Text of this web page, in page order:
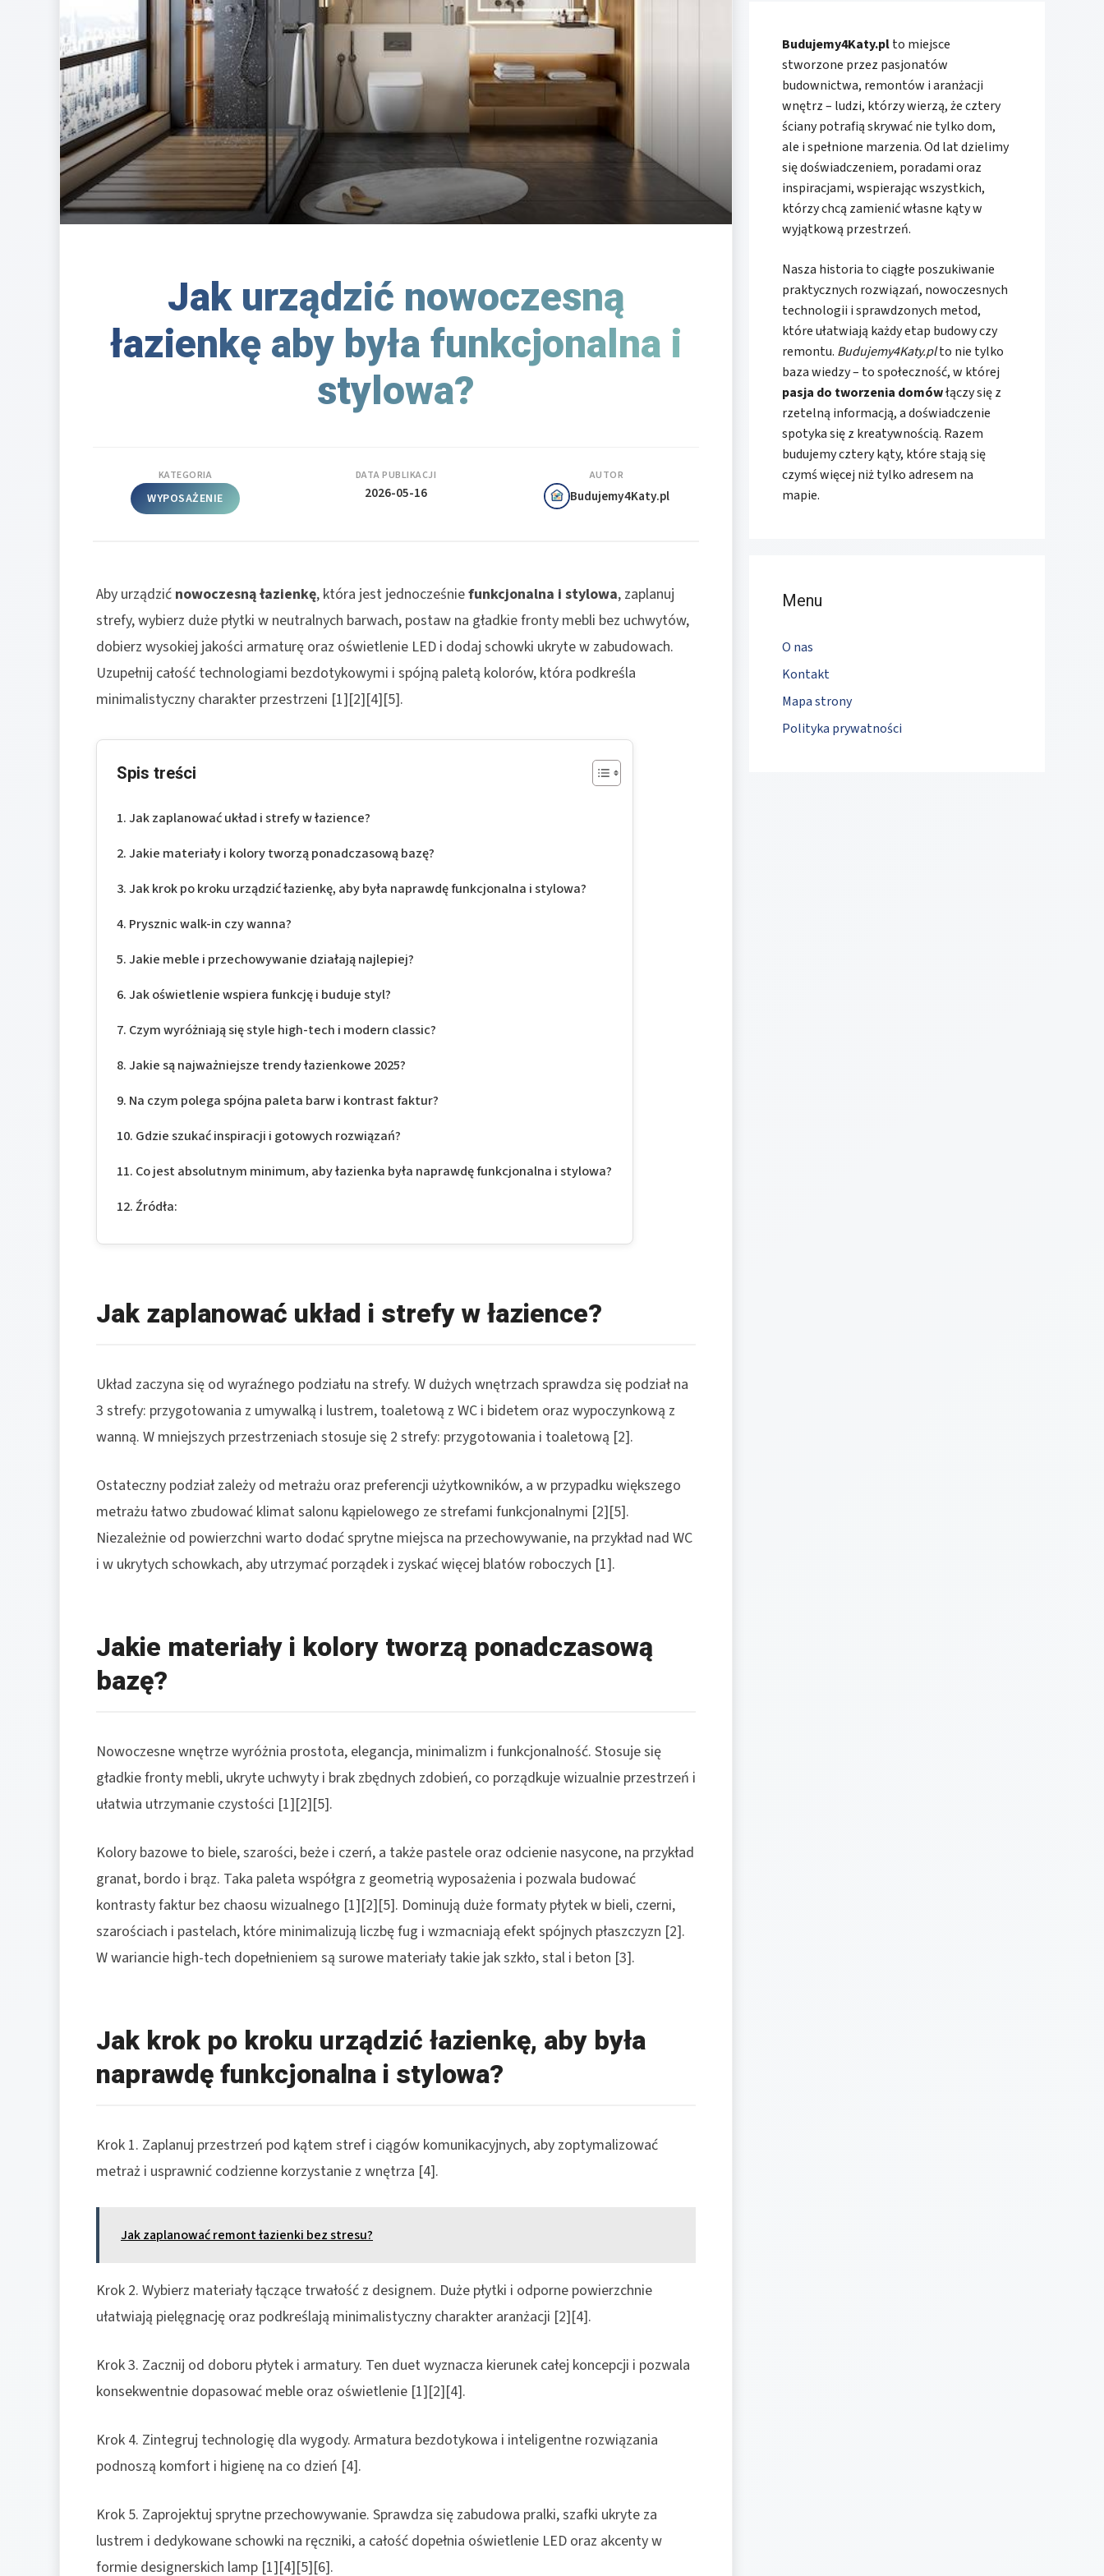
Jak urządzić nowoczesną
łazienkę aby była funkcjonalna i
stylowa?
KATEGORIA
WYPOSAŻENIE
DATA PUBLIKACJI
2026-05-16
AUTOR
Budujemy4Katy.pl
Aby urządzić nowoczesną łazienkę, która jest jednocześniefunkcjonalna i stylowa, zaplanuj
strefy, wybierz duże płytki w neutralnych barwach, postaw na gładkie fronty mebli bez uchwytów,
dobierz wysokiej jakości armaturę oraz oświetlenie LED i dodaj schowki ukryte w zabudowach.
Uzupełnij całość technologiami bezdotykowymi i spójną paletą kolorów, która podkreśla
minimalistyczny charakter przestrzeni [1][2][4][5].
Spis treści
Jak zaplanować układ i strefy w łazience?
Jakie materiały i kolory tworzą ponadczasową bazę?
Jak krok po kroku urządzić łazienkę, aby była naprawdę funkcjonalna i stylowa?
Prysznic walk-in czy wanna?
Jakie meble i przechowywanie działają najlepiej?
Jak oświetlenie wspiera funkcję i buduje styl?
Czym wyróżniają się style high-tech i modern classic?
Jakie są najważniejsze trendy łazienkowe 2025?
Na czym polega spójna paleta barw i kontrast faktur?
Gdzie szukać inspiracji i gotowych rozwiązań?
Co jest absolutnym minimum, aby łazienka była naprawdę funkcjonalna i stylowa?
Źródła:
Jak zaplanować układ i strefy w łazience?
Układ zaczyna się od wyraźnego podziału na strefy. W dużych wnętrzach sprawdza się podział na
3 strefy: przygotowania z umywalką i lustrem, toaletową z WC i bidetem oraz wypoczynkową z
wanną. W mniejszych przestrzeniach stosuje się 2 strefy: przygotowania i toaletową [2].
Ostateczny podział zależy od metrażu oraz preferencji użytkowników, a w przypadku większego
metrażu łatwo zbudować klimat salonu kąpielowego ze strefami funkcjonalnymi [2][5].
Niezależnie od powierzchni warto dodać sprytne miejsca na przechowywanie, na przykład nad WC
i w ukrytych schowkach, aby utrzymać porządek i zyskać więcej blatów roboczych [1].
Jakie materiały i kolory tworzą ponadczasową
bazę?
Nowoczesne wnętrze wyróżnia prostota, elegancja, minimalizm i funkcjonalność. Stosuje się
gładkie fronty mebli, ukryte uchwyty i brak zbędnych zdobień, co porządkuje wizualnie przestrzeń i
ułatwia utrzymanie czystości [1][2][5].
Kolory bazowe to biele, szarości, beże i czerń, a także pastele oraz odcienie nasycone, na przykład
granat, bordo i brąz. Taka paleta współgra z geometrią wyposażenia i pozwala budować
kontrasty faktur bez chaosu wizualnego [1][2][5]. Dominują duże formaty płytek w bieli, czerni,
szarościach i pastelach, które minimalizują liczbę fug i wzmacniają efekt spójnych płaszczyzn [2].
W wariancie high-tech dopełnieniem są surowe materiały takie jak szkło, stal i beton [3].
Jak krok po kroku urządzić łazienkę, aby była
naprawdę funkcjonalna i stylowa?
Krok 1. Zaplanuj przestrzeń pod kątem stref i ciągów komunikacyjnych, aby zoptymalizować
metraż i usprawnić codzienne korzystanie z wnętrza [4].
Jak zaplanować remont łazienki bez stresu?
Krok 2. Wybierz materiały łączące trwałość z designem. Duże płytki i odporne powierzchnie
ułatwiają pielęgnację oraz podkreślają minimalistyczny charakter aranżacji [2][4].
Krok 3. Zacznij od doboru płytek i armatury. Ten duet wyznacza kierunek całej koncepcji i pozwala
konsekwentnie dopasować meble oraz oświetlenie [1][2][4].
Krok 4. Zintegruj technologię dla wygody. Armatura bezdotykowa i inteligentne rozwiązania
podnoszą komfort i higienę na co dzień [4].
Krok 5. Zaprojektuj sprytne przechowywanie. Sprawdza się zabudowa pralki, szafki ukryte za
lustrem i dedykowane schowki na ręczniki, a całość dopełnia oświetlenie LED oraz akcenty w
formie designerskich lamp [1][4][5][6].
Budujemy4Katy.plto miejsce
stworzone przez pasjonatów
budownictwa, remontów i aranżacji
wnętrz – ludzi, którzy wierzą, że cztery
ściany potrafią skrywać nie tylko dom,
ale i spełnione marzenia. Od lat dzielimy
się doświadczeniem, poradami oraz
inspiracjami, wspierając wszystkich,
którzy chcą zamienić własne kąty w
wyjątkową przestrzeń.
Nasza historia to ciągłe poszukiwanie
praktycznych rozwiązań, nowoczesnych
technologii i sprawdzonych metod,
które ułatwiają każdy etap budowy czy
remontu. Budujemy4Katy.plto nie tylko
baza wiedzy – to społeczność, w której
pasja do tworzenia domówłączy się z
rzetelną informacją, a doświadczenie
spotyka się z kreatywnością. Razem
budujemy cztery kąty, które stają się
czymś więcej niż tylko adresem na
mapie.
Menu
O nas
Kontakt
Mapa strony
Polityka prywatności